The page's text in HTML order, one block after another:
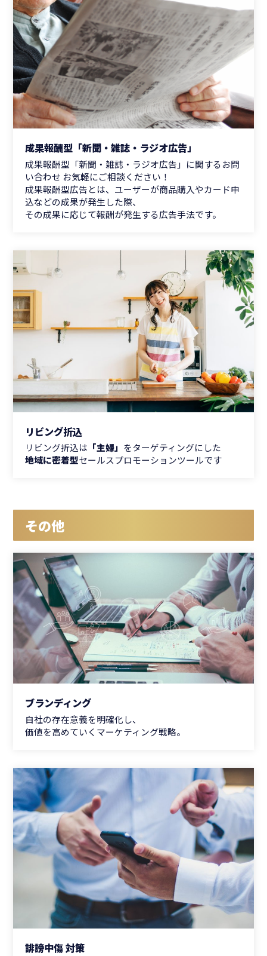
成果報酬型「新聞・雑誌・ラジオ広告」
成果報酬型「新聞・雑誌・ラジオ広告」に関するお問
い合わせ お気軽にご相談ください！
成果報酬型広告とは、ユーザーが商品購入やカード申
込などの成果が発生した際、
その成果に応じて報酬が発生する広告手法です。
リビング折込
リビング折込は 「主婦」 をターゲティングにした
地域に密着型セールスプロモーションツールです
その他
ブランディング
自社の存在意義を明確化し、
価値を高めていくマーケティング戦略。
誹謗中傷 対策